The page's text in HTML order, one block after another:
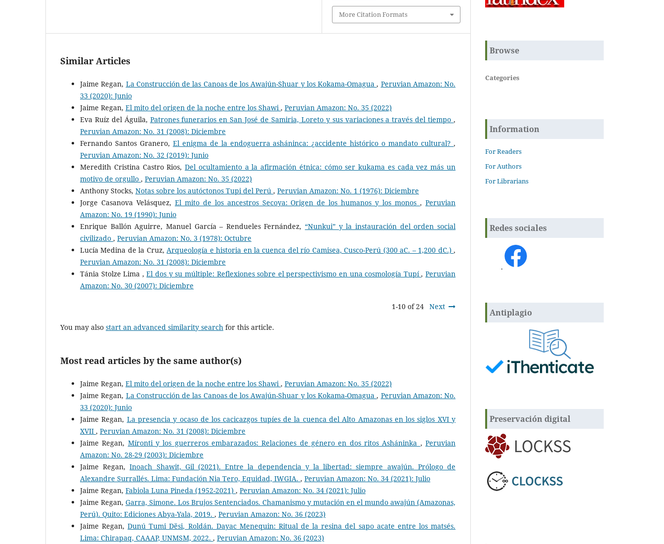
More Citation Formats
Similar Articles
Jaime Regan, La Construcción de las Canoas de los Awajún-Shuar y los Kokama-Omagua, Peruvian Amazon: No.
33 (2020): Junio
Jaime Regan, El mito del origen de la noche entre los Shawi , Peruvian Amazon: No. 35 (2022)
Eva Ruíz del Águila, Patrones funerarios en San José de Samiria, Loreto y sus variaciones a través del tiempo,
Peruvian Amazon: No. 31 (2008): Diciembre
Fernando Santos Granero, El enigma de la endoguerra asháninca: ¿accidente histórico o mandato cultural?,
Peruvian Amazon: No. 32 (2019): Junio
Meredith Cristina Castro Rios,Del ocultamiento a la afirmación étnica: cómo ser kukama es cada vez más un
motivo de orgullo , Peruvian Amazon: No. 35 (2022)
Anthony Stocks, Notas sobre los autóctonos Tupi del Perú , Peruvian Amazon: No. 1 (1976): Diciembre
Jorge Casanova Velásquez, El mito de los ancestros Secoya: Origen de los humanos y los monos,Peruvian
Amazon: No. 19 (1990): Junio
Enrique Ballón Aguirre, Manuel García – Rendueles Fernández,“Nunkui” y la instauración del orden social
civilizado , Peruvian Amazon: No. 3 (1978): Octubre
Lucía Medina de la Cruz, Arqueología e historia en la cuenca del río Camisea, Cusco-Perú (300 aC. – 1,200 dC.) ,
Peruvian Amazon: No. 31 (2008): Diciembre
Tánia Stolze Lima ,El dos y su múltiple: Reflexiones sobre el perspectivismo en una cosmología Tupí,Peruvian
Amazon: No. 30 (2007): Diciembre
1-10 of 24 Next
You may also start an advanced similarity search for this article.
Most read articles by the same author(s)
Jaime Regan, El mito del origen de la noche entre los Shawi , Peruvian Amazon: No. 35 (2022)
Jaime Regan, La Construcción de las Canoas de los Awajún-Shuar y los Kokama-Omagua, Peruvian Amazon: No.
33 (2020): Junio
Jaime Regan, La presencia y ocaso de los cacicazgos tupíes de la cuenca del Alto Amazonas en los siglos XVI y
XVII , Peruvian Amazon: No. 31 (2008): Diciembre
Jaime Regan, Míronti y los guerreros embarazados: Relaciones de género en dos ritos Asháninka ,Peruvian
Amazon: No. 28-29 (2003): Diciembre
Jaime Regan,Inoach Shawit, Gil (2021). Entre la dependencia y la libertad: siempre awajún. Prólogo de
Alexandre Surrallés. Lima: Fundación Nia Tero, Equidad, IWGIA. , Peruvian Amazon: No. 34 (2021): Julio
Jaime Regan, Fabiola Luna Pineda (1952-2021) , Peruvian Amazon: No. 34 (2021): Julio
Jaime Regan, Garra, Simone. Los Brujos Sentenciados. Chamanismo y mutación en el mundo awajún (Amazonas,
Perú). Quito: Ediciones Abya-Yala, 2019. , Peruvian Amazon: No. 36 (2023)
Jaime Regan,Dunú Tumi Dësi, Roldán. Dayac Menequin: Ritual de la resina del sapo acate entre los matsés.
Lima: Chirapaq, CAAAP, UNMSM, 2022. , Peruvian Amazon: No. 36 (2023)
Browse
Categories
Information
For Readers
For Authors
For Librarians
Redes sociales
.
Antiplagio
Preservación digital